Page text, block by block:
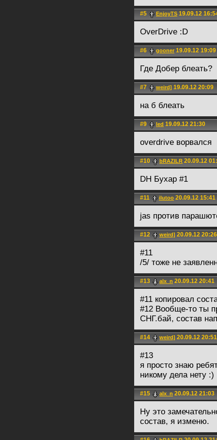
#5 EnjoyTS 19.09.12
OverDrive :D
#6 gooner 19.09.12 19:09
Где Добер блеать?
#7 weird] 19.09.12 20:09
на б блеать
#9 led 19.09.12 21:30
overdrive ворвался
#10 bRAZILR 20.09.12
DH Бухар #1
#11 ilutoo 20.09.12 15:41
jas против
#12 weird] 20.09.12 20:26
#11
/5/ тоже не
#13 alx_n 20.09.12 20:41
#11 копировал
#12 Вообще-то ты
СНГ.бай, состав
#14 weird] 20.09.12 20:51
#13
я просто знаю
никому дела нету :)
#15 alx_n 20.09.12 21:03
Ну это
состав, я изменю.